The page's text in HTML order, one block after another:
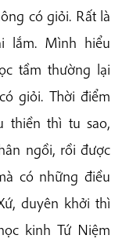
có giỏi. Rất là
lắm. Mình hiểu
tầm thường lại
giỏi. Thời điểm
thiền thì tu sao,
ngồi, rồi được
có những điều
duyên khởi thì
kinh Tứ Niệm